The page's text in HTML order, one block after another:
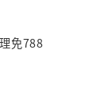
免788